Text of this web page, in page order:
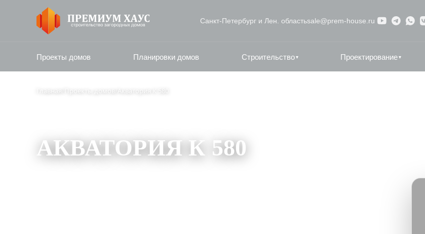
Санкт‑Петербург и Лен. областьsale@prem-house.ru
Проекты домов Планировки домов Строительство ▾ Проектирование ▾
Главная Проекты домов Акватория К 580
АКВАТОРИЯ К 580